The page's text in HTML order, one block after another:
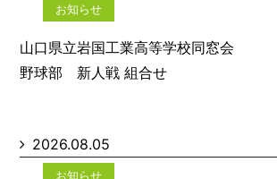
お知らせ
山口県立岩国工業高等学校同窓会
野球部 新人戦
2026.08.05
お知らせ